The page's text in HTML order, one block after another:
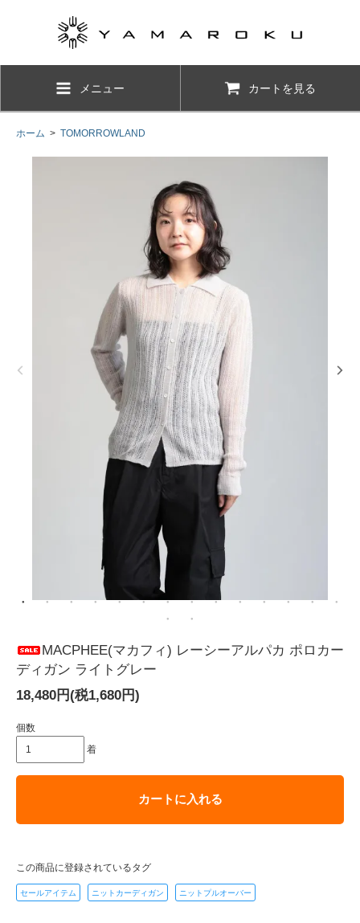
メニュー カートを見る
ホーム > TOMORROWLAND
MACPHEE(マカフィ) レーシーアルパカ ポロカー
ディガン ライトグレー
18,480円(税1,680円)
個数
着
カートに入れる
この商品に登録されているタグ
セールアイテム ニットカーディガン ニットプルオーバー